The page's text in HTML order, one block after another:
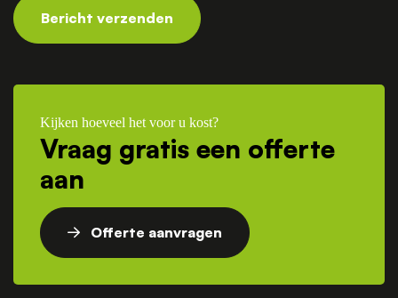
Bericht verzenden
Kijken hoeveel het voor u kost?
Vraag gratis een offerte
aan
Offerte aanvragen